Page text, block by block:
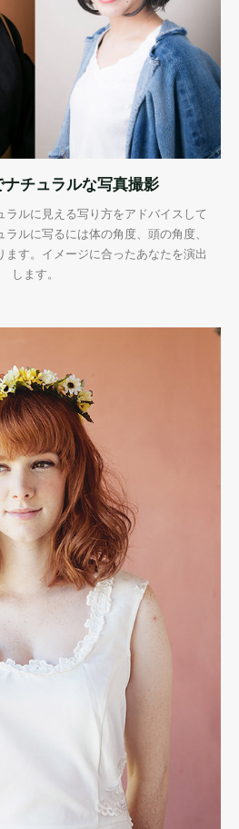
ナチュラルな写真撮影
ラルに見える写り方をアドバイスして
ルに写るには体の角度、頭の角度、
ます。イメージに合ったあなたを演出
します。